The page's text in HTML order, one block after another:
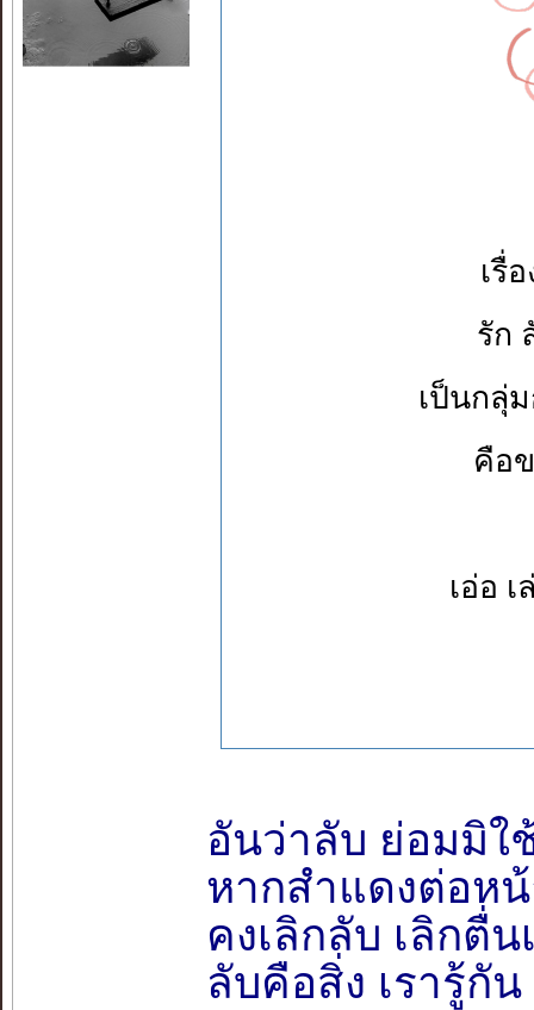
เรื่
รัก
เป็นกลุ่
คือ
เอ่อ
อันว่าลับ ย่อมมิใ
หากสำแดงต่อห
คงเลิกลับ เลิกตื่
ลับคือสิ่ง เรารู้กั